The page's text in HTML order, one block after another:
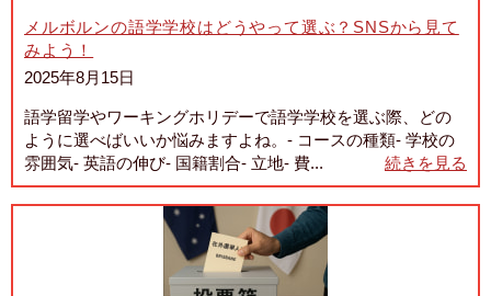
メルボルンの語学学校はどうやって選ぶ？SNSから見て
みよう！
2025年8月15日
語学留学やワーキングホリデーで語学学校を選ぶ際、どの
ように選べばいいか悩みますよね。- コースの種類- 学校の
雰囲気- 英語の伸び- 国籍割合- 立地- 費...
続きを見る